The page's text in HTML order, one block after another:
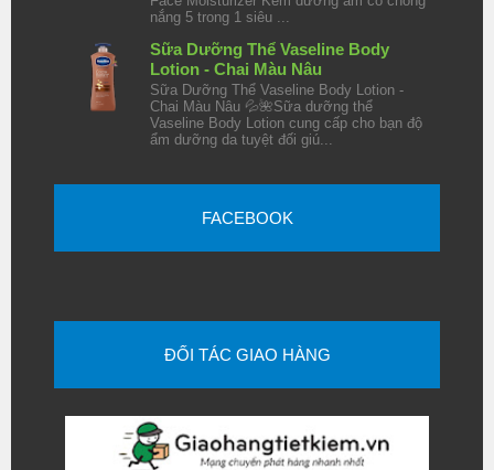
nắng 5 trong 1 siêu ...
Sữa Dưỡng Thể Vaseline Body
Lotion - Chai Màu Nâu
Sữa Dưỡng Thể Vaseline Body Lotion -
Chai Màu Nâu 💦🌺Sữa dưỡng thể
Vaseline Body Lotion cung cấp cho bạn độ
ẩm dưỡng da tuyệt đối giú...
FACEBOOK
ĐỐI TÁC GIAO HÀNG